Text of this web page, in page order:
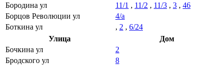
Бородина ул
11/1 , 11/2 , 11/3 , 3 , 46
Борцов Революции ул
4/а
Боткина ул
, 2 , 6/24
Улица
Дом
Бочкина ул
2
Бродского ул
8